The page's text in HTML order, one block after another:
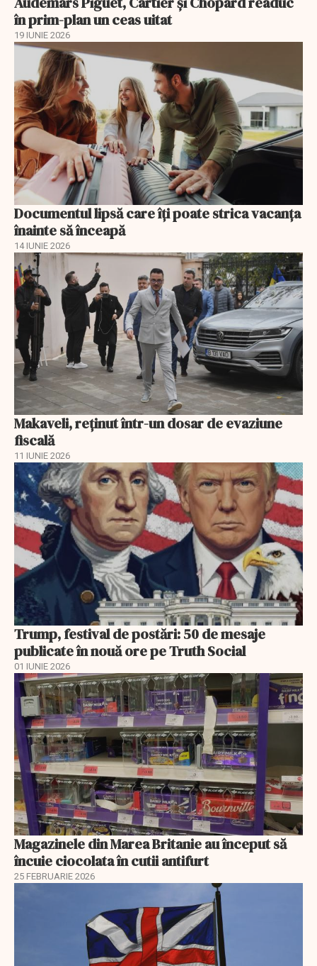
în prim-plan un ceas uitat
19 IUNIE 2026
Documentul lipsă care îți poate strica vacanța
înainte să înceapă
14 IUNIE 2026
Makaveli, reţinut într-un dosar de evaziune
fiscală
11 IUNIE 2026
Trump, festival de postări: 50 de mesaje
publicate în nouă ore pe Truth Social
01 IUNIE 2026
Magazinele din Marea Britanie au început să
încuie ciocolata în cutii antifurt
25 FEBRUARIE 2026